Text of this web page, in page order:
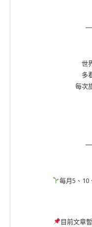
世
多
每次
每月5、10
目前文章